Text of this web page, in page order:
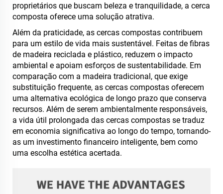
proprietários que buscam beleza e tranquilidade, a cerca
composta oferece uma solução atrativa.
Além da praticidade, as cercas compostas contribuem
para um estilo de vida mais sustentável. Feitas de fibras
de madeira reciclada e plástico, reduzem o impacto
ambiental e apoiam esforços de sustentabilidade. Em
comparação com a madeira tradicional, que exige
substituição frequente, as cercas compostas oferecem
uma alternativa ecológica de longo prazo que conserva
recursos. Além de serem ambientalmente responsáveis,
a vida útil prolongada das cercas compostas se traduz
em economia significativa ao longo do tempo, tornando-
as um investimento financeiro inteligente, bem como
uma escolha estética acertada.